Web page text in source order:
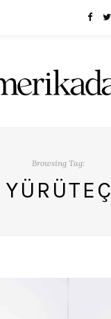
Browsing Tag:
YÜRÜTEÇ